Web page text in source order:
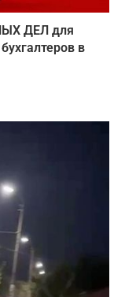
ДЕЛ для
в